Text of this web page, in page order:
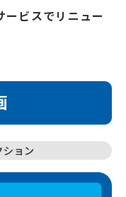
ービスでリニュー